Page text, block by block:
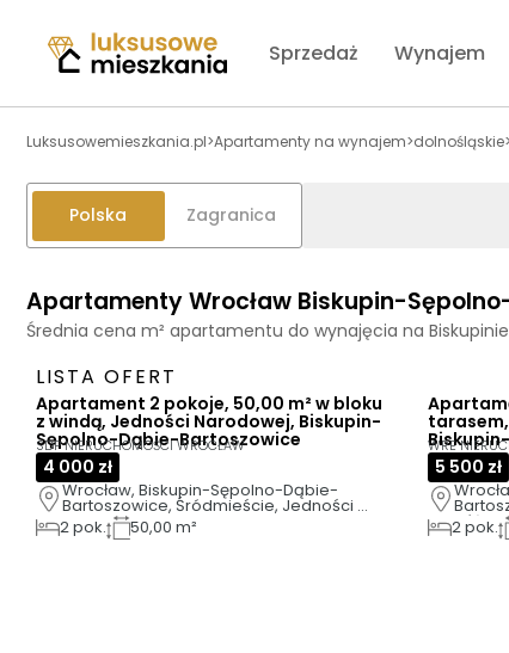
Sprzedaż Wynajem
Luksusowemieszkania.pl>Apartamenty na wynajem>dolnośląskie>
Polska Zagranica
Apartamenty Wrocław Biskupin-
Średnia cena m² apartamentu do wynajęcia na
LISTA OFERT
Apartament 2 pokoje, 50,00 m² w bloku
z windą, Jedności Narodowej, Biskupin-
Sępolno-Dąbie-Bartoszowice
SDP NIERUCHOMOŚCI WROCŁAW
4 000 zł
Wrocław, Biskupin-Sępolno-Dąbie-
Bartoszowice, Śródmieście, Jedności
Narodowej
2pok. 50,00 m²
WRE
5 500 zł
2pok.